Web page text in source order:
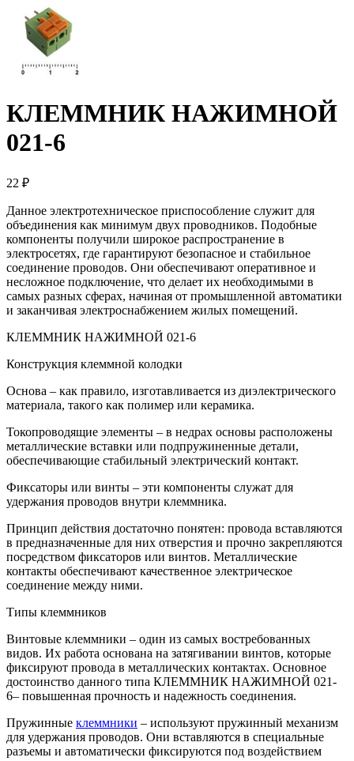
КЛЕММНИК НАЖИМНОЙ
021-6
22 ₽
Данное электротехническое приспособление служит для
объединения как минимум двух проводников. Подобные
компоненты получили широкое распространение в
электросетях, где гарантируют безопасное и стабильное
соединение проводов. Они обеспечивают оперативное и
несложное подключение, что делает их необходимыми в
самых разных сферах, начиная от промышленной автоматики
и заканчивая электроснабжением жилых помещений.
КЛЕММНИК НАЖИМНОЙ 021-6
Конструкция клеммной колодки
Основа – как правило, изготавливается из диэлектрического
материала, такого как полимер или керамика.
Токопроводящие элементы – в недрах основы расположены
металлические вставки или подпружиненные детали,
обеспечивающие стабильный электрический контакт.
Фиксаторы или винты – эти компоненты служат для
удержания проводов внутри клеммника.
Принцип действия достаточно понятен: провода вставляются
в предназначенные для них отверстия и прочно закрепляются
посредством фиксаторов или винтов. Металлические
контакты обеспечивают качественное электрическое
соединение между ними.
Типы клеммников
Винтовые клеммники – один из самых востребованных
видов. Их работа основана на затягивании винтов, которые
фиксируют провода в металлических контактах. Основное
достоинство данного типа КЛЕММНИК НАЖИМНОЙ 021-
6– повышенная прочность и надежность соединения.
Пружинные клеммники – используют пружинный механизм
для удержания проводов. Они вставляются в специальные
разъемы и автоматически фиксируются под воздействием